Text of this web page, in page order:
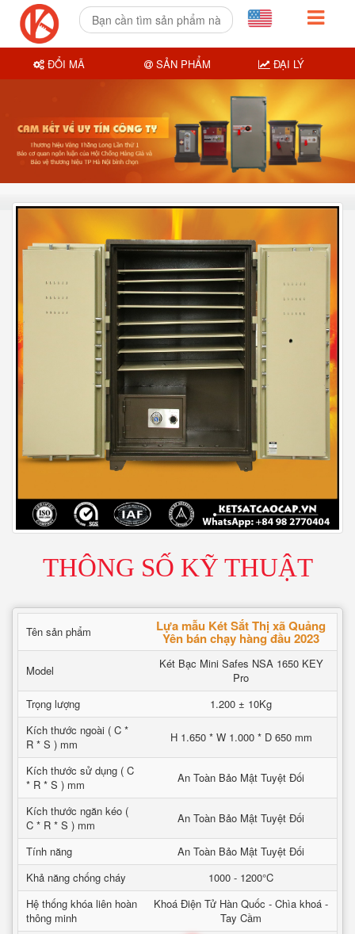
THÔNG SỐ KỸ THUẬT
Tên sản phẩm Lựa mẫu Két Sắt Thị xã Quảng
Yên bán chạy hàng đầu 2023
Model
Két Bạc Mini Safes NSA 1650 KEY
Pro
Trọng lượng
1.200 ± 10Kg
Kích thước ngoài ( C *
R * S ) mm
H 1.650 * W 1.000 * D 650 mm
Kích thước sử dụng ( C
* R * S ) mm
An Toàn Bảo Mật Tuyệt Đối
Kích thước ngăn kéo (
C * R * S ) mm
An Toàn Bảo Mật Tuyệt Đối
Tính năng
An Toàn Bảo Mật Tuyệt Đối
Khả năng chống cháy
1000 - 1200°C
Hệ thống khóa liên hoàn
thông minh
Khoá Điện Tử Hàn Quốc - Chìa khoá -
Tay Cầm
ĐỔI MÃ SẢN PHẨM ĐẠI LÝ